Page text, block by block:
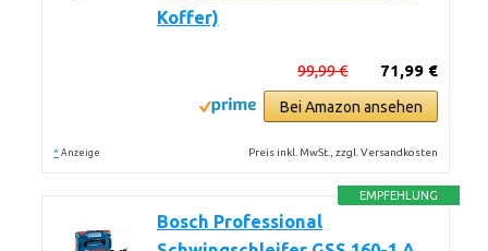
Koffer)
71,99 €
99,99 €
Bei Amazon ansehen
* Anzeige Preis inkl. MwSt., zzgl. Versandkosten
EMPFEHLUNG
Bosch Professional